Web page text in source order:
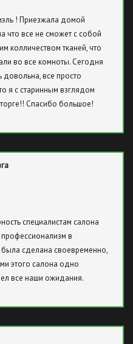
! Приезжала домой
что все не сможет с собой
колличеством тканей, что
во все комноты. Сегодня
довольна, все просто
я с старинным взглядом
Спасибо большое!
специалистам салона
профессионализм в
сделана своевременно,
этого салона одно
все наши ожидания.